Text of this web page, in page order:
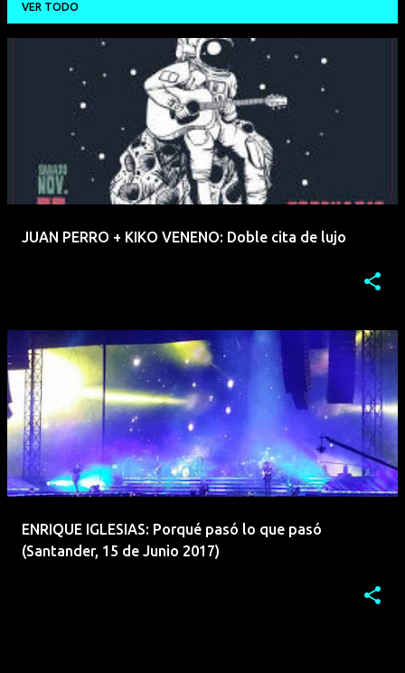
VER TODO
JUAN PERRO + KIKO VENENO: Doble cita de lujo
ENRIQUE IGLESIAS: Porqué pasó lo que pasó
(Santander, 15 de Junio 2017)